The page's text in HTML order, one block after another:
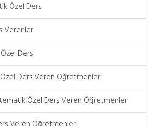
Özel Ders
Verenler
Ders
Ders Veren Öğretmenler
Özel Ders Veren Öğretmenler